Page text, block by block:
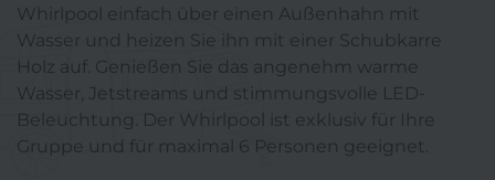
Whirlpool einfach über einen Außenhahn mit
Wasser und heizen Sie ihn mit einer Schubkarre
Holz auf. Genießen Sie das angenehm warme
Wasser, Jetstreams und stimmungsvolle LED-
Beleuchtung. Der Whirlpool ist exklusiv für Ihre
Gruppe und für maximal 6 Personen geeignet.